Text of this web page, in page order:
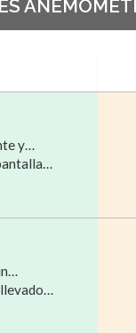
y…